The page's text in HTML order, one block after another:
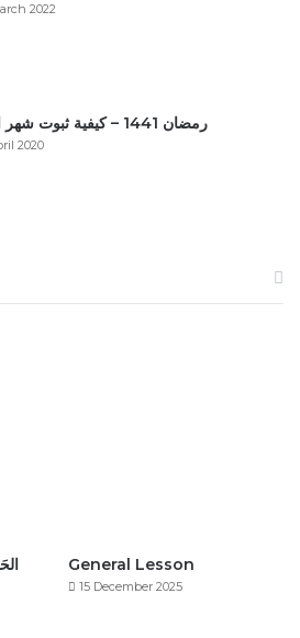
2022
رمضان 1441 – كيفية ثبوت شهر الصوم
2020
General Lesson
15 December 2025